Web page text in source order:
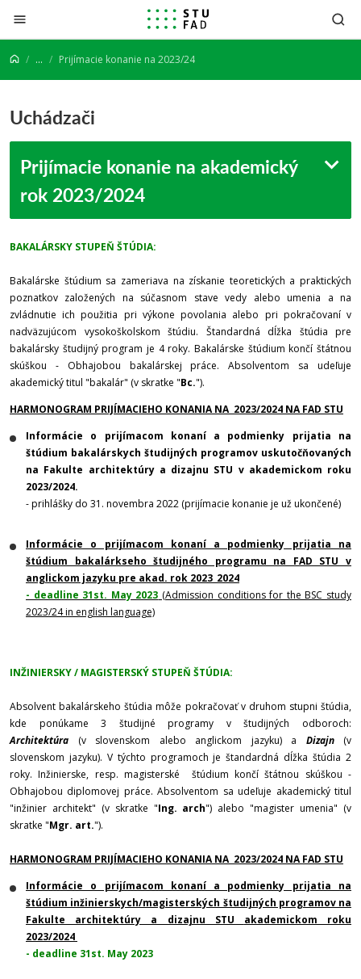
Prejsť na obsah
... Prijímacie konanie na 2023/24
Uchádzači
Prijímacie konanie na akademický
rok 2023/2024
BAKALÁRSKY STUPEŇ ŠTÚDIA:
Bakalárske štúdium sa zameriava na získanie teoretických a praktických
poznatkov založených na súčasnom stave vedy alebo umenia a na
zvládnutie ich použitia pri výkone povolania alebo pri pokračovaní v
nadväzujúcom vysokoškolskom štúdiu. Štandardná dĺžka štúdia pre
bakalársky študijný program je 4 roky. Bakalárske štúdium končí štátnou
skúškou - Obhajobou bakalárskej práce. Absolventom sa udeľuje
akademický titul "bakalár" (v skratke "Bc.").
HARMONOGRAM PRIJÍMACIEHO KONANIA NA 2023/2024 NA FAD STU
Informácie o prijímacom konaní a podmienky prijatia na
štúdium bakalárskych študijných programov uskutočňovaných
na Fakulte architektúry a dizajnu STU v akademickom roku
2023/2024.
- prihlášky do 31. novembra 2022 (prijímacie konanie je už ukončené)
Informácie o prijímacom konaní a podmienky prijatia na
štúdium bakalárkseho študijného programu na FAD STU v
anglickom jazyku pre akad. rok 2023_2024
- deadline 31st. May 2023 (Admission conditions for the BSC study
2023/24 in english language)
INŽINIERSKY / MAGISTERSKÝ STUPEŇ ŠTÚDIA:
Absolvent bakalárskeho štúdia môže pokračovať v druhom stupni štúdia,
kde ponúkame 3 študijné programy v študijných odboroch:
Architektúra (v slovenskom alebo anglickom jazyku) a Dizajn (v
slovenskom jazyku). V týchto programoch je štandardná dĺžka štúdia 2
roky. Inžinierske, resp. magisterské štúdium končí štátnou skúškou -
Obhajobou diplomovej práce. Absolventom sa udeľuje akademický titul
"inžinier architekt" (v skratke "Ing. arch") alebo "magister umenia" (v
skratke "Mgr. art.").
HARMONOGRAM PRIJÍMACIEHO KONANIA NA 2023/2024 NA FAD STU
Informácie o prijímacom konaní a podmienky prijatia na
štúdium inžinierskych/magisterských študijných programov na
Fakulte architektúry a dizajnu STU akademickom roku
2023/2024
- deadline 31st. May 2023